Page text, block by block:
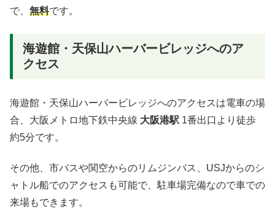
で、 無料です。
海遊館・天保山ハーバービレッジへのア
クセス
海遊館・天保山ハーバービレッジへのアクセスは電車の場
合、大阪メトロ地下鉄中央線 大阪港駅 1番出口より徒歩
約5分です。
その他、市バスや関空からのリムジンバス、USJからのシ
ャトル船でのアクセスも可能で、駐車場完備なので車での
来場もできます。